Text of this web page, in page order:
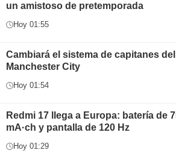
un amistoso de pretemporada
Hoy 01:55
Cambiará el sistema de capitanes del
Manchester City
Hoy 01:54
Redmi 17 llega a Europa: batería de
mA·ch y pantalla de 120 Hz
Hoy 01:29